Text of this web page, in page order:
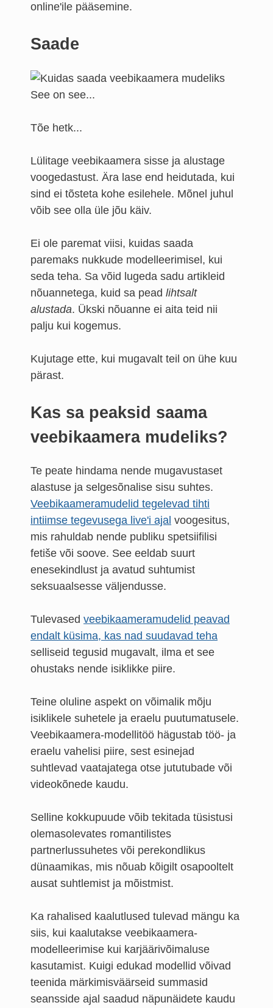
online'ile pääsemine.
Saade
See on see...
Tõe hetk...
Lülitage veebikaamera sisse ja alustage
voogedastust. Ära lase end heidutada, kui
sind ei tõsteta kohe esilehele. Mõnel juhul
võib see olla üle jõu käiv.
Ei ole paremat viisi, kuidas saada
paremaks nukkude modelleerimisel, kui
seda teha. Sa võid lugeda sadu artikleid
nõuannetega, kuid sa pead lihtsalt
alustada. Ükski nõuanne ei aita teid nii
palju kui kogemus.
Kujutage ette, kui mugavalt teil on ühe kuu
pärast.
Kas sa peaksid saama
veebikaamera mudeliks?
Te peate hindama nende mugavustaset
alastuse ja selgesõnalise sisu suhtes.
Veebikaameramudelid tegelevad tihti
intiimse tegevusega live'i ajal voogesitus,
mis rahuldab nende publiku spetsiifilisi
fetiše või soove. See eeldab suurt
enesekindlust ja avatud suhtumist
seksuaalsesse väljendusse.
Tulevased veebikaameramudelid peavad
endalt küsima, kas nad suudavad teha
selliseid tegusid mugavalt, ilma et see
ohustaks nende isiklikke piire.
Teine oluline aspekt on võimalik mõju
isiklikele suhetele ja eraelu puutumatusele.
Veebikaamera-modellitöö hägustab töö- ja
eraelu vahelisi piire, sest esinejad
suhtlevad vaatajatega otse jututubade või
videokõnede kaudu.
Selline kokkupuude võib tekitada tüsistusi
olemasolevates romantilistes
partnerlussuhetes või perekondlikus
dünaamikas, mis nõuab kõigilt osapooltelt
ausat suhtlemist ja mõistmist.
Ka rahalised kaalutlused tulevad mängu ka
siis, kui kaalutakse veebikaamera-
modelleerimise kui karjäärivõimaluse
kasutamist. Kuigi edukad modellid võivad
teenida märkimisväärseid summasid
seansside ajal saadud näpunäidete kaudu